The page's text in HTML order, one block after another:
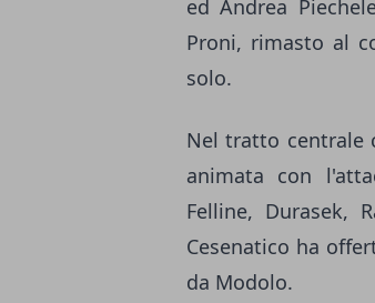
ed Andrea
Proni, rimasto al
solo.
Nel tratto centrale
animata con
Felline, Durasek,
Cesenatico ha
da Modolo.